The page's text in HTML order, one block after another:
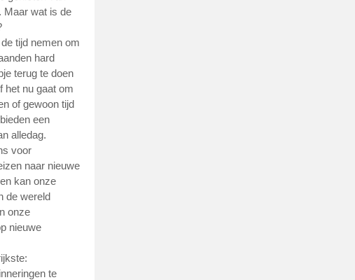
Maar wat is de
tijd nemen om
hard
terug te doen
het nu gaat om
of gewoon tijd
een
alledag.
voor
naar nieuwe
kan onze
de wereld
onze
nieuwe
te